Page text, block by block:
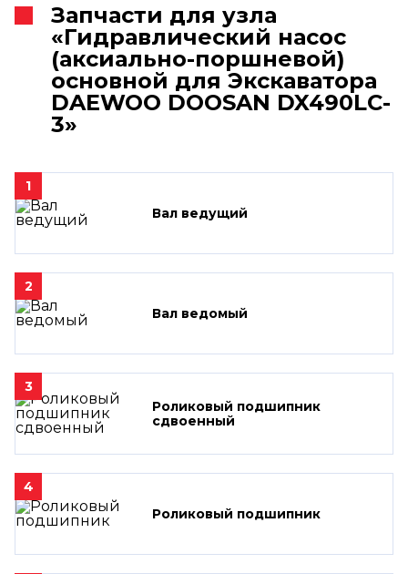
Запчасти для узла
«Гидравлический насос
(аксиально-поршневой)
основной для Экскаватора
DAEWOO DOOSAN DX490LC-
3»
1
Вал ведущий
2
Вал ведомый
3
Роликовый подшипник
сдвоенный
4
Роликовый подшипник